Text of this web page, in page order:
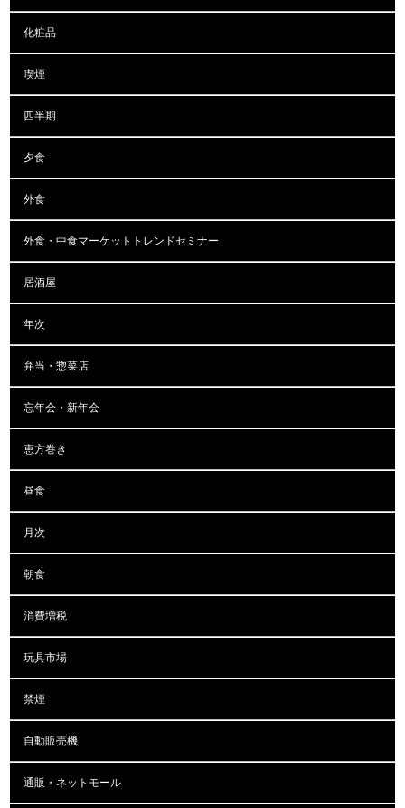
化粧品
喫煙
四半期
夕食
外食
外食・中食マーケットトレンドセミナー
居酒屋
年次
弁当・惣菜店
忘年会・新年会
恵方巻き
昼食
月次
朝食
消費増税
玩具市場
禁煙
自動販売機
通販・ネットモール